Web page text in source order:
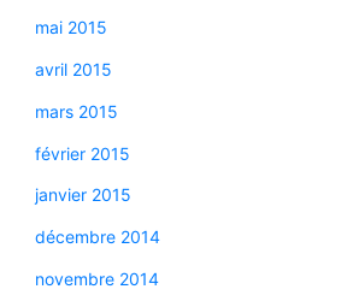
mai 2015
avril 2015
mars 2015
février 2015
janvier 2015
décembre 2014
novembre 2014